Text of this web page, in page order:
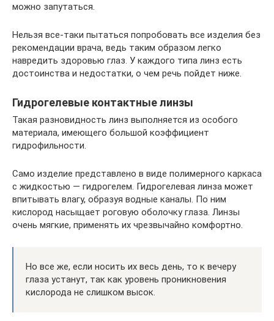
можно запутаться.
Нельзя все-таки пытаться попробовать все изделия без
рекомендации врача, ведь таким образом легко
навредить здоровью глаз. У каждого типа линз есть
достоинства и недостатки, о чем речь пойдет ниже.
Гидрогелевые контактные линзы
Такая разновидность линз выполняется из особого
материала, имеющего большой коэффициент
гидрофильности.
Само изделие представлено в виде полимерного каркаса
с жидкостью — гидрогелем. Гидрогелевая линза может
впитывать влагу, образуя водные каналы. По ним
кислород насыщает роговую оболочку глаза. Линзы
очень мягкие, применять их чрезвычайно комфортно.
Но все же, если носить их весь день, то к вечеру
глаза устанут, так как уровень проникновения
кислорода не слишком высок.